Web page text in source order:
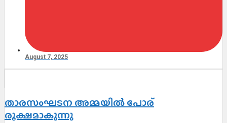
August 7, 2025
താരസംഘടന അമ്മയിൽ പോര്
രൂക്ഷമാകുന്നു